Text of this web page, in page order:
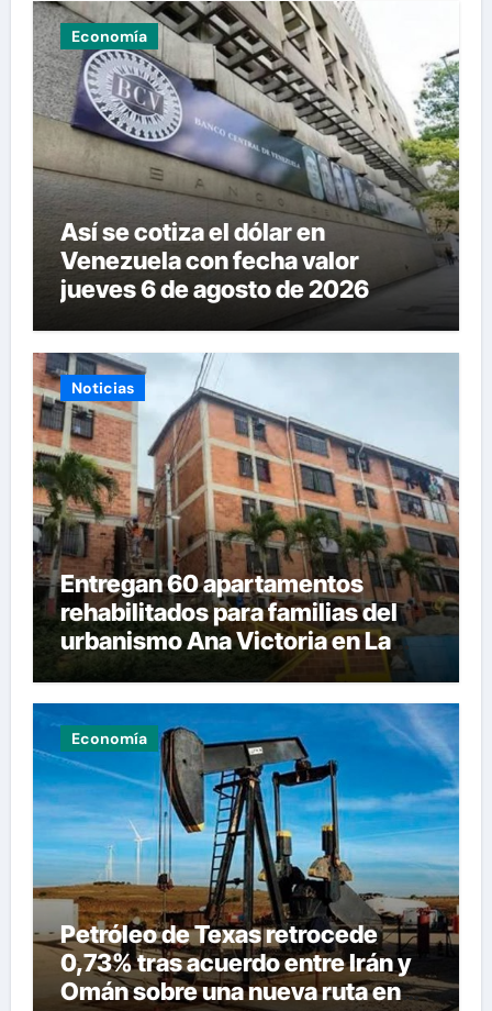
Economía
Así se cotiza el dólar en
Venezuela con fecha valor
jueves 6 de agosto de 2026
Noticias
Entregan 60 apartamentos
rehabilitados para familias del
urbanismo Ana Victoria en La
Guaira
Economía
Petróleo de Texas retrocede
0,73% tras acuerdo entre Irán y
Omán sobre una nueva ruta en